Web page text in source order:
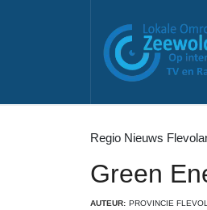
Regio Nieuws
Green
AUTEUR: PROVINCIE